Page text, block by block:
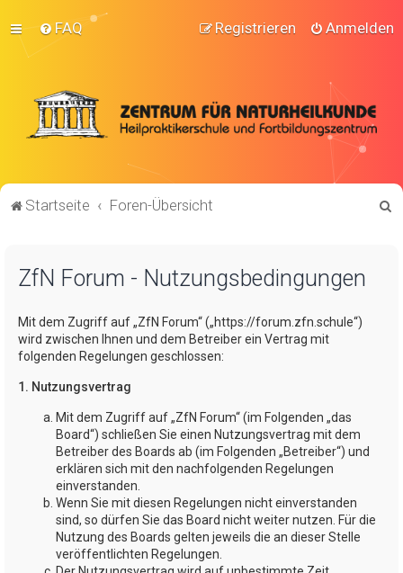
FAQ Anmelden
Registrieren
Startseite Foren-Übersicht
ZfN Forum - Nutzungsbedingungen
Mit dem Zugriff auf „ZfN Forum“ („https://forum.zfn.schule“)
wird zwischen Ihnen und dem Betreiber ein Vertrag mit
folgenden Regelungen geschlossen:
1. Nutzungsvertrag
Mit dem Zugriff auf „ZfN Forum“ (im Folgenden „das
Board“) schließen Sie einen Nutzungsvertrag mit dem
Betreiber des Boards ab (im Folgenden „Betreiber“) und
erklären sich mit den nachfolgenden Regelungen
einverstanden.
Wenn Sie mit diesen Regelungen nicht einverstanden
sind, so dürfen Sie das Board nicht weiter nutzen. Für die
Nutzung des Boards gelten jeweils die an dieser Stelle
veröffentlichten Regelungen.